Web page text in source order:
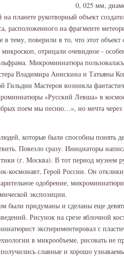
0, 025 мм,
планете рукотворный объект
расположенного на фрагменте
тему, поверили в то, что этот объект
отрицали очевидное -
Микроминиатюра
Владимира Анискина и Татьяны
Гильдии Мастеров возникла
«Русский Левша» в
поем мы песню…», но мечта через
которые были способны понять
Повезло сразу. Инициаторы
(г. Москва). В тот период музеем
космонавт, Герой России. Он
одобрение,
экспозиции.
были придуманы и сделаны еще
Рисунок на срезе яблочной
экспериментировал с
в микрообъеме, рисовать не
славные и хорошо